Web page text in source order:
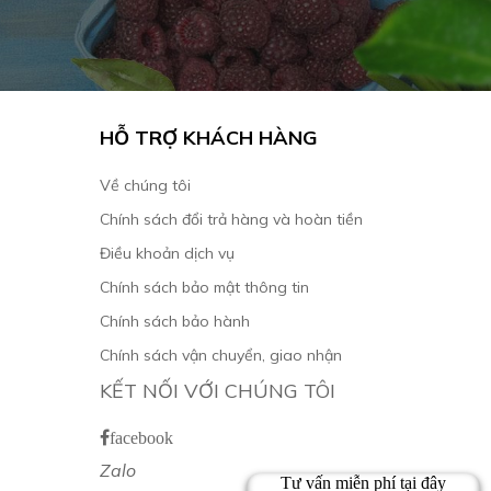
HỖ TRỢ KHÁCH HÀNG
Về chúng tôi
Chính sách đổi trả hàng và hoàn tiền
Điều khoản dịch vụ
Chính sách bảo mật thông tin
Chính sách bảo hành
Chính sách vận chuyển, giao nhận
KẾT NỐI VỚI CHÚNG TÔI
facebook
Zalo